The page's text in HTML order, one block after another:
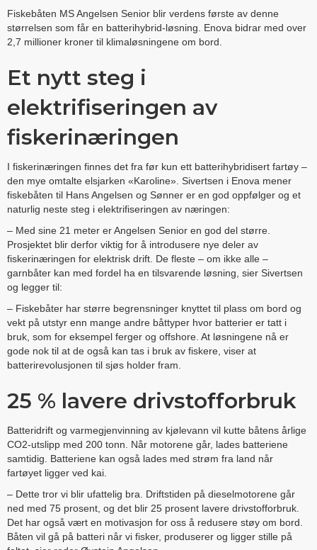
Fiskebåten MS Angelsen Senior blir verdens første av denne
størrelsen som får en batterihybrid-løsning. Enova bidrar med over
2,7 millioner kroner til klimaløsningene om bord.
Et nytt steg i
elektrifiseringen av
fiskerinæringen
I fiskerinæringen finnes det fra før kun ett batterihybridisert fartøy –
den mye omtalte elsjarken «Karoline». Sivertsen i Enova mener
fiskebåten til Hans Angelsen og Sønner er en god oppfølger og et
naturlig neste steg i elektrifiseringen av næringen:
– Med sine 21 meter er Angelsen Senior en god del større.
Prosjektet blir derfor viktig for å introdusere nye deler av
fiskerinæringen for elektrisk drift. De fleste – om ikke alle –
garnbåter kan med fordel ha en tilsvarende løsning, sier Sivertsen
og legger til:
– Fiskebåter har større begrensninger knyttet til plass om bord og
vekt på utstyr enn mange andre båttyper hvor batterier er tatt i
bruk, som for eksempel ferger og offshore. At løsningene nå er
gode nok til at de også kan tas i bruk av fiskere, viser at
batterirevolusjonen til sjøs holder fram.
25 % lavere drivstofforbruk
Batteridrift og varmegjenvinning av kjølevann vil kutte båtens årlige
CO2-utslipp med 200 tonn. Når motorene går, lades batteriene
samtidig. Batteriene kan også lades med strøm fra land når
fartøyet ligger ved kai.
– Dette tror vi blir ufattelig bra. Driftstiden på dieselmotorene går
ned med 75 prosent, og det blir 25 prosent lavere drivstofforbruk.
Det har også vært en motivasjon for oss å redusere støy om bord.
Båten vil gå på batteri når vi fisker, produserer og ligger stille på